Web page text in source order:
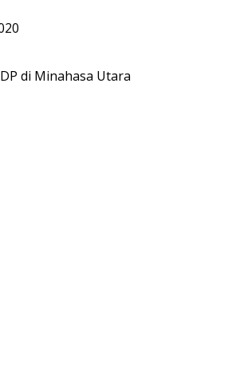
di Minahasa Utara